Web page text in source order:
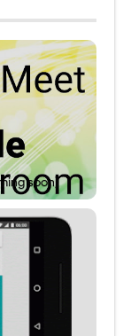
SMAN 1 Jember
Kemenag
Persiapannya di Sini!
9 Agustus
soon)